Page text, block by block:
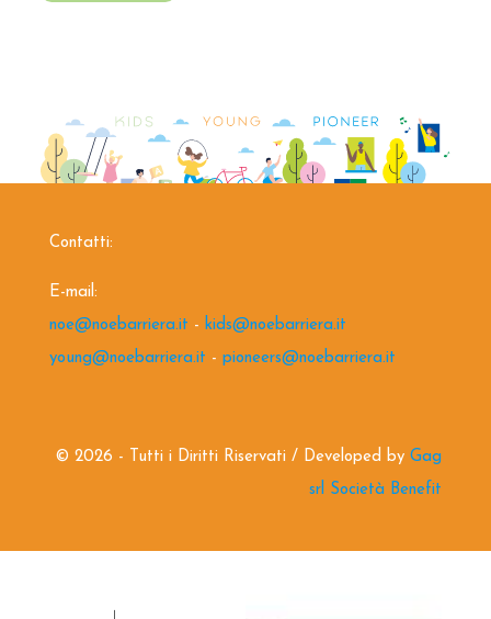
Contatti:
E-mail:
noe@noebarriera.it - kids@noebarriera.it
young@noebarriera.it - pioneers@noebarriera.it
© 2026 - Tutti i Diritti Riservati / Developed by Gag
srl Società Benefit